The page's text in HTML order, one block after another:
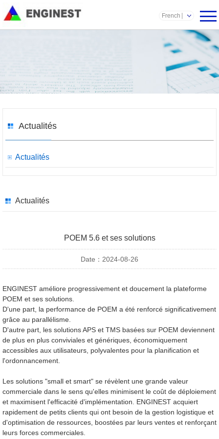
French
Actualités
Actualités
Actualités
POEM 5.6 et ses solutions
Date：2024-08-26
ENGINEST améliore progressivement et doucement la plateforme
POEM et ses solutions.
D'une part, la performance de POEM a été renforcé significativement
grâce au parallélisme.
D'autre part, les solutions APS et TMS basées sur POEM deviennent
de plus en plus conviviales et génériques, économiquement
accessibles aux utilisateurs, polyvalentes pour la planification et
l'ordonnancement.
Les solutions "small et smart" se révèlent une grande valeur
commerciale dans le sens qu'elles minimisent le coût de déploiement
et maximisent l'efficacité d'implémentation. ENGINEST acquiert
rapidement de petits clients qui ont besoin de la gestion logistique et
d'optimisation de ressources, boostées par leurs ventes et renforçant
leurs forces commerciales.